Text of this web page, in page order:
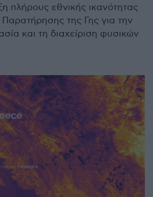
πλήρους εθνικής ικανότητας
Παρατήρησης της Γης για την
και τη διαχείριση φυσικών